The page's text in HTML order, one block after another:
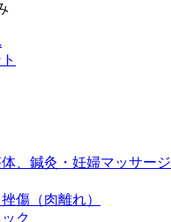
、鍼灸・妊婦マッサージ
傷（肉離れ）
ク